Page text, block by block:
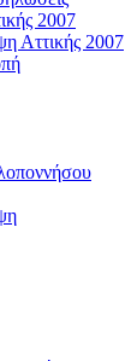
2007
Αττικής 2007